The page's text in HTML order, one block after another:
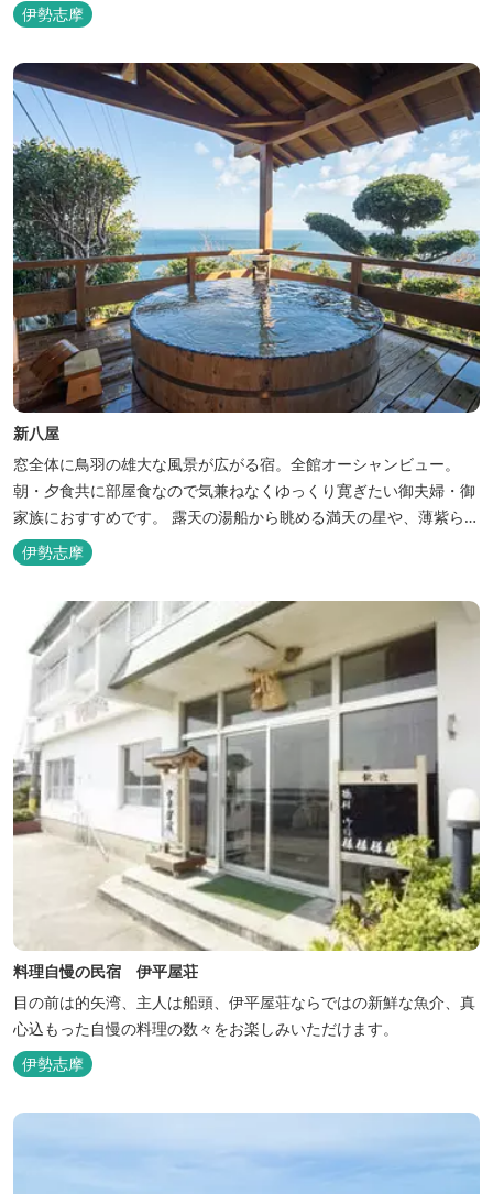
伊勢志摩
新八屋
窓全体に鳥羽の雄大な風景が広がる宿。全館オーシャンビュー。
朝・夕食共に部屋食なので気兼ねなくゆっくり寛ぎたい御夫婦・御
家族におすすめです。 露天の湯船から眺める満天の星や、薄紫ら染
まる朝の海は一見の価値有。夕食は旬の素材を大釜で蒸し上げる名
物「五右衛門蒸し」、鯛や伊勢海老の舟盛りに海鮮鍋も。
伊勢志摩
料理自慢の民宿 伊平屋荘
目の前は的矢湾、主人は船頭、伊平屋荘ならではの新鮮な魚介、真
心込もった自慢の料理の数々をお楽しみいただけます。
伊勢志摩